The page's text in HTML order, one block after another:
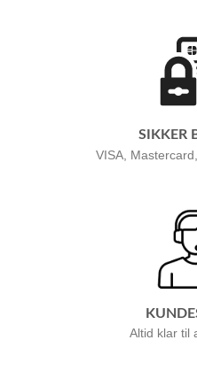
SIKKER
VISA,
Altid klar til